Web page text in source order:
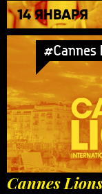
14 ЯНВАРЯ
#Cannes
Cannes